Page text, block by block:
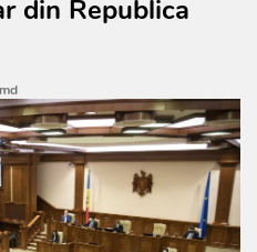
din Republica